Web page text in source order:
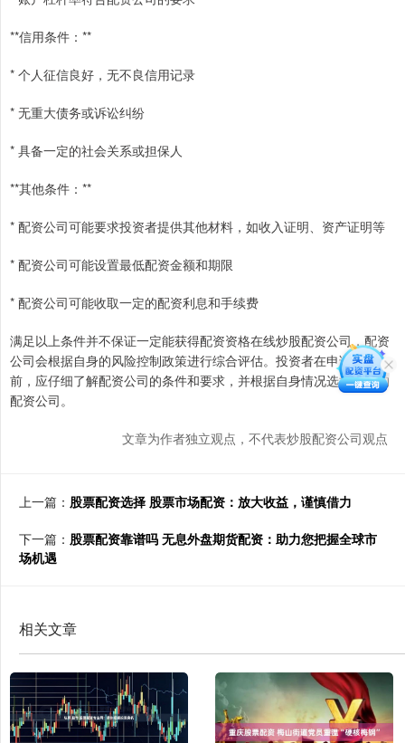
**信用条件：**
* 个人征信良好，无不良信用记录
* 无重大债务或诉讼纠纷
* 具备一定的社会关系或担保人
**其他条件：**
* 配资公司可能要求投资者提供其他材料，如收入证明、资产证明等
* 配资公司可能设置最低配资金额和期限
* 配资公司可能收取一定的配资利息和手续费
满足以上条件并不保证一定能获得配资资格在线炒股配资公司，配资
公司会根据自身的风险控制政策进行综合评估。投资者在申请配资
前，应仔细了解配资公司的条件和要求，并根据自身情况选择合适的
配资公司。
文章为作者独立观点，不代表炒股配资公司观点
上一篇： 股票配资选择 股票市场配资：放大收益，谨慎借力
下一篇： 股票配资靠谱吗 无息外盘期货配资：助力您把握全球市
场机遇
相关文章